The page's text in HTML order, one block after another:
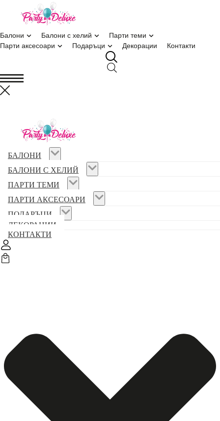
балони балони с хелий
парти теми
парти аксесоари
подаръци декорации контакти
БАЛОНИ
БАЛОНИ С ХЕЛИЙ
ПАРТИ ТЕМИ
ПАРТИ АКСЕСОАРИ
ПОДАРЪЦИ
ДЕКОРАЦИИ
КОНТАКТИ
МАЛКАТА РУСАЛКА
Основна ПАРТИ ТЕМИ
РУСАЛКА